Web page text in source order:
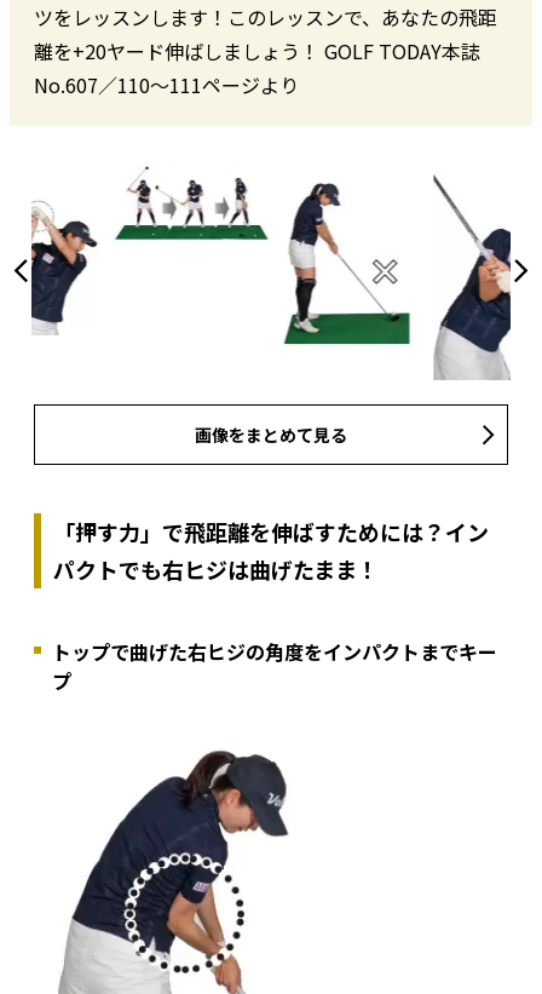
ツをレッスンします！このレッスンで、あなたの飛距
離を+20ヤード伸ばしましょう！ GOLF TODAY本誌
No.607／110〜111ページより
画像をまとめて見る
「押す力」で飛距離を伸ばすためには？イン
パクトでも右ヒジは曲げたまま！
トップで曲げた右ヒジの角度をインパクトまでキー
プ